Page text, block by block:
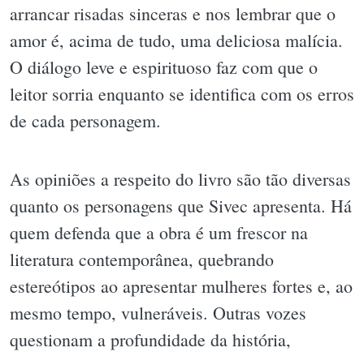
arrancar risadas sinceras e nos lembrar que o
amor é, acima de tudo, uma deliciosa malícia.
O diálogo leve e espirituoso faz com que o
leitor sorria enquanto se identifica com os erros
de cada personagem.
As opiniões a respeito do livro são tão diversas
quanto os personagens que Sivec apresenta. Há
quem defenda que a obra é um frescor na
literatura contemporânea, quebrando
estereótipos ao apresentar mulheres fortes e, ao
mesmo tempo, vulneráveis. Outras vozes
questionam a profundidade da história,